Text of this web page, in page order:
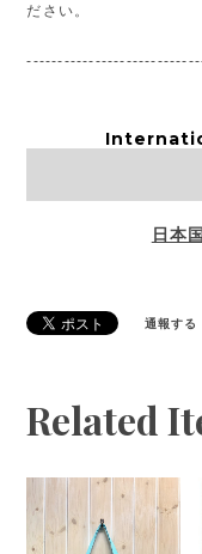
ださい。
日本
通報する
Related